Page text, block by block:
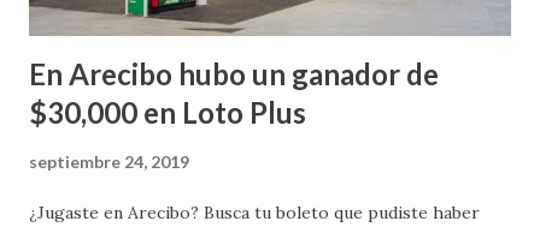
En Arecibo hubo un ganador de
$30,000 en Loto Plus
septiembre 24, 2019
¿Jugaste en Arecibo? Busca tu boleto que pudiste haber